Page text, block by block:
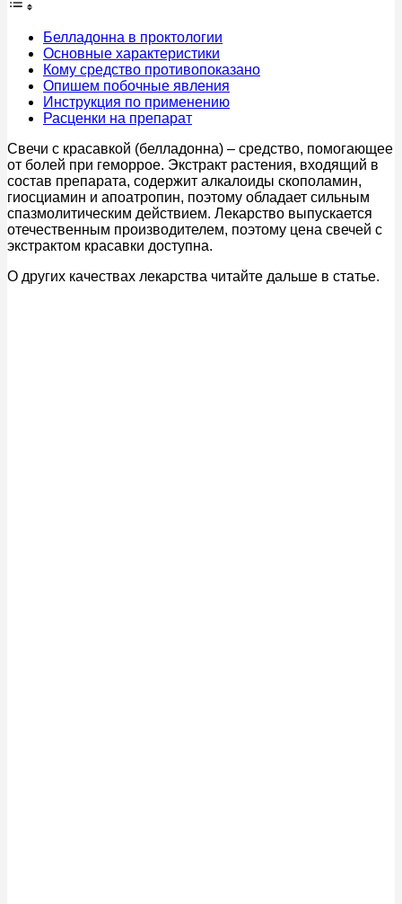
Белладонна в проктологии
Основные характеристики
Кому средство противопоказано
Опишем побочные явления
Инструкция по применению
Расценки на препарат
Свечи с красавкой (белладонна) – средство, помогающее
от болей при геморрое. Экстракт растения, входящий в
состав препарата, содержит алкалоиды скополамин,
гиосциамин и апоатропин, поэтому обладает сильным
спазмолитическим действием. Лекарство выпускается
отечественным производителем, поэтому цена свечей с
экстрактом красавки доступна.
О других качествах лекарства читайте дальше в статье.